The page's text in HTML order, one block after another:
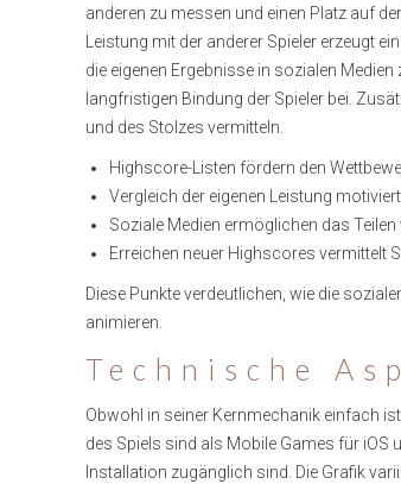
anderen zu messen und einen Platz auf
Leistung mit der anderer Spieler erzeugt
die eigenen Ergebnisse in sozialen
langfristigen Bindung der Spieler bei.
und des Stolzes vermitteln.
Highscore-Listen fördern den
Vergleich der eigenen Leistung
Soziale Medien ermöglichen das Teilen
Erreichen neuer Highscores vermittelt
Diese Punkte verdeutlichen, wie die
animieren.
Technische
Obwohl in seiner Kernmechanik einfach
des Spiels sind als Mobile Games für
Installation zugänglich sind. Die Grafik